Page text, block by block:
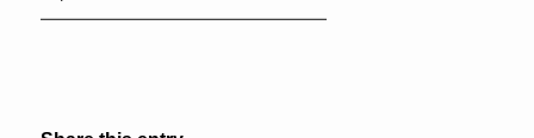
━━━━━━━━━━━━━━━━